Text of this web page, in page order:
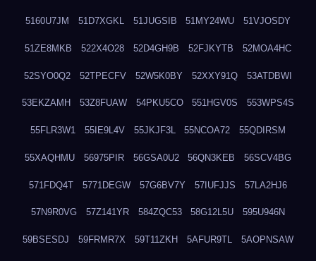
5160U7JM 51D7XGKL 51JUGSIB 51MY24WU 51VJOSDY
51ZE8MKB 522X4O28 52D4GH9B 52FJKYTB 52MOA4HC
52SYO0Q2 52TPECFV 52W5K0BY 52XXY91Q 53ATDBWI
53EKZAMH 53Z8FUAW 54PKU5CO 551HGV0S 553WPS4S
55FLR3W1 55IE9L4V 55JKJF3L 55NCOA72 55QDIRSM
55XAQHMU 56975PIR 56GSA0U2 56QN3KEB 56SCV4BG
571FDQ4T 5771DEGW 57G6BV7Y 57IUFJJS 57LA2HJ6
57N9R0VG 57Z141YR 584ZQC53 58G12L5U 595U946N
59BSESDJ 59FRMR7X 59T11ZKH 5AFUR9TL 5AOPNSAW